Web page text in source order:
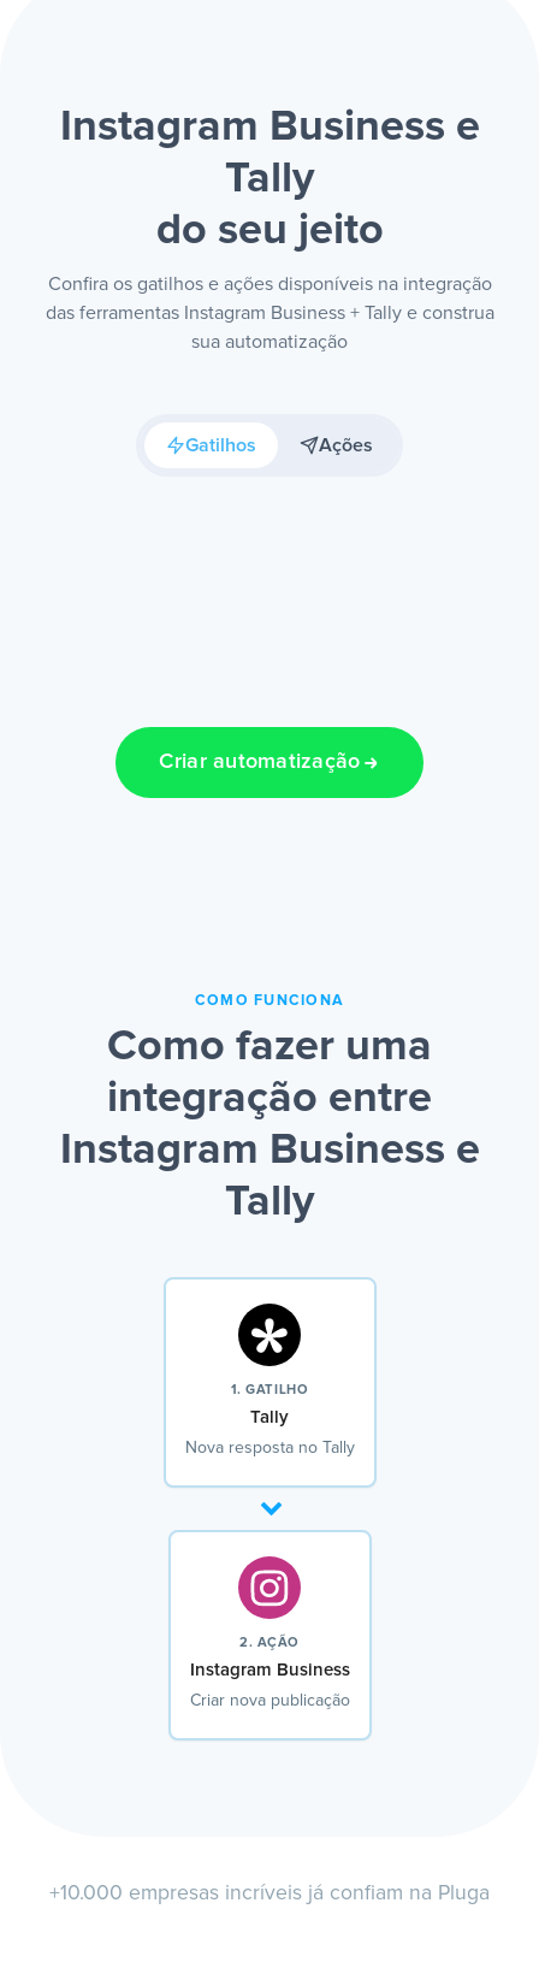
Instagram Business e
Tally
do seu jeito
Confira os gatilhos e ações disponíveis na integração
das ferramentas Instagram Business + Tally e construa
sua automatização
Gatilhos Ações
Criar automatização
COMO FUNCIONA
Como fazer uma
integração entre
Instagram Business e
Tally
1. GATILHO
Tally
Nova resposta no Tally
2. AÇÃO
Instagram Business
Criar nova publicação
+10.000 empresas incríveis já confiam na Pluga